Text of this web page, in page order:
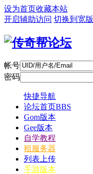
设为首页收藏本站
开启辅助访问 切换到宽版
帐号
密码
快捷导航
论坛首页BBS
Gom版本
Gee版本
自学教程
租服务器
列表上传
手游版本